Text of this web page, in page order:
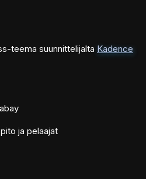
teema suunnittelijalta Kadence
ja pelaajat